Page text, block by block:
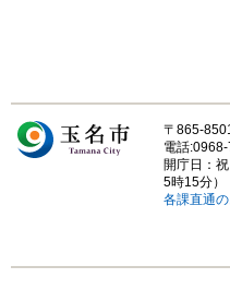
〒865-
電話:0968-
開庁日：
5時15分）
各課直通